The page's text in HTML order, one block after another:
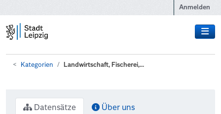
Anmelden
Kategorien Landwirtschaft, Fischerei,...
Datensätze Über uns